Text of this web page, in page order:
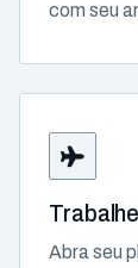
com seu
Abra seu